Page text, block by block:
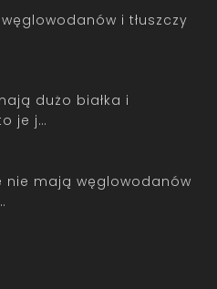
i tłuszczy
dużo białka i
je j…
nie mają węglowodanów